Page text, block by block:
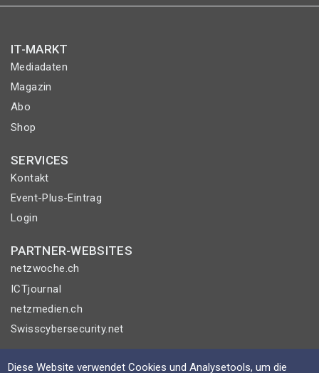
IT-MARKT
Mediadaten
Magazin
Abo
Shop
SERVICES
Kontakt
Event-Plus-Eintrag
Login
PARTNER-WEBSITES
netzwoche.ch
ICTjournal
netzmedien.ch
Swisscybersecurity.net
© NETZMEDIEN AG 2026
Diese Website verwendet Cookies und Analysetools, um die